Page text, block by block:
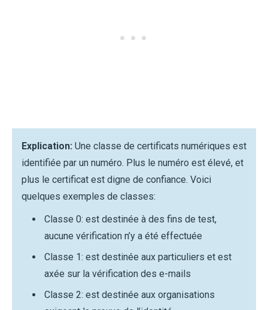
Explication: Une classe de certificats numériques est
identifiée par un numéro. Plus le numéro est élevé, et
plus le certificat est digne de confiance. Voici
quelques exemples de classes:
Classe 0: est destinée à des fins de test,
aucune vérification n’y a été effectuée
Classe 1: est destinée aux particuliers et est
axée sur la vérification des e-mails
Classe 2: est destinée aux organisations